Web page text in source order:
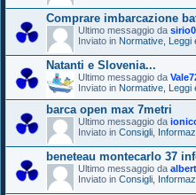
Comprare imbarcazione
Ultimo messaggio da sirio0
Inviato in Normative, Leggi
Natanti e Slovenia...
Ultimo messaggio da
Inviato in Normative, Leggi
barca open max 7metri
Ultimo messaggio da
Inviato in Consigli,
beneteau montecarlo 37
Ultimo messaggio da
Inviato in Consigli,